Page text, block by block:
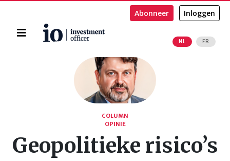
Home
NL FR
Abonneer Inloggen
COLUMN
OPINIE
Geopolitieke risico’s